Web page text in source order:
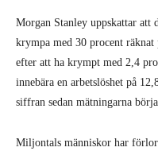
Morgan Stanley uppskattar att
krympa med 30 procent
efter att ha krympt med 2,4
innebära en arbetslöshet på
siffran sedan mätningarna
Miljontals människor har